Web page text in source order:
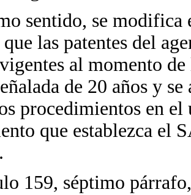
sentido, se
las patentes del
al momento
de 20 años y
procedimientos en
que establezca el
159, séptimo